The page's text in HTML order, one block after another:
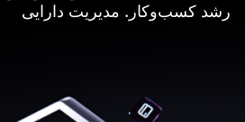
رشد کسب‌وکار. مدیریت دارایی